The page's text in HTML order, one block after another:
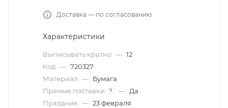
Доставка — по согласованию
Характеристики
Выписывать кратно — 12
Код — 720327
Материал — Бумага
Прямые поставки
? — Да
Праздник — 23 февраля